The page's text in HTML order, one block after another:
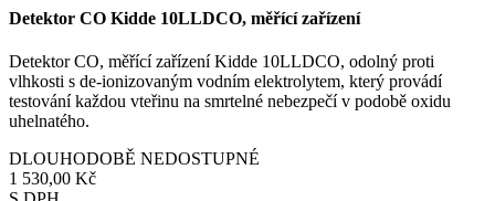
Detektor CO Kidde 10LLDCO, měřící zařízení
Detektor CO, měřící zařízení Kidde 10LLDCO, odolný proti
vlhkosti s de-ionizovaným vodním elektrolytem, který provádí
testování každou vteřinu na smrtelné nebezpečí v podobě oxidu
uhelnatého.
DLOUHODOBĚ NEDOSTUPNÉ
1 530,00 Kč